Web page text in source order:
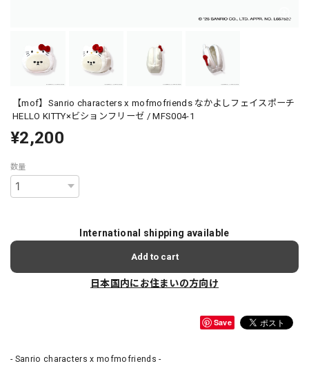
【mof】Sanrio characters x mofmofriends なかよしフェイスポーチ
HELLO KITTY×ビションフリーゼ / MFS004-1
¥2,200
数量
International shipping available
Add to cart
日本国内にお住まいの方向け
Save
- Sanrio characters x mofmofriends -